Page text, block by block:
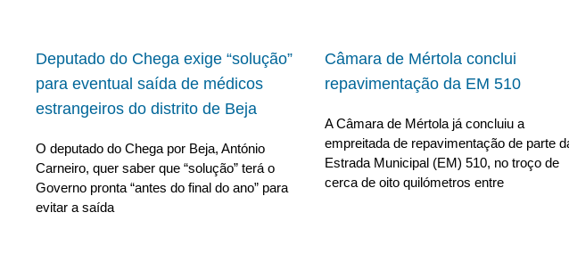
Deputado do Chega exige “solução”
para eventual saída de médicos
estrangeiros do distrito de Beja
O deputado do Chega por Beja, António
Carneiro, quer saber que “solução” terá o
Governo pronta “antes do final do ano” para
evitar a saída
Câmara de Mértola conclui
repavimentação da EM 510
A Câmara de Mértola já concluiu a
empreitada de repavimentação de parte
Estrada Municipal (EM) 510, no troço de
cerca de oito quilómetros entre